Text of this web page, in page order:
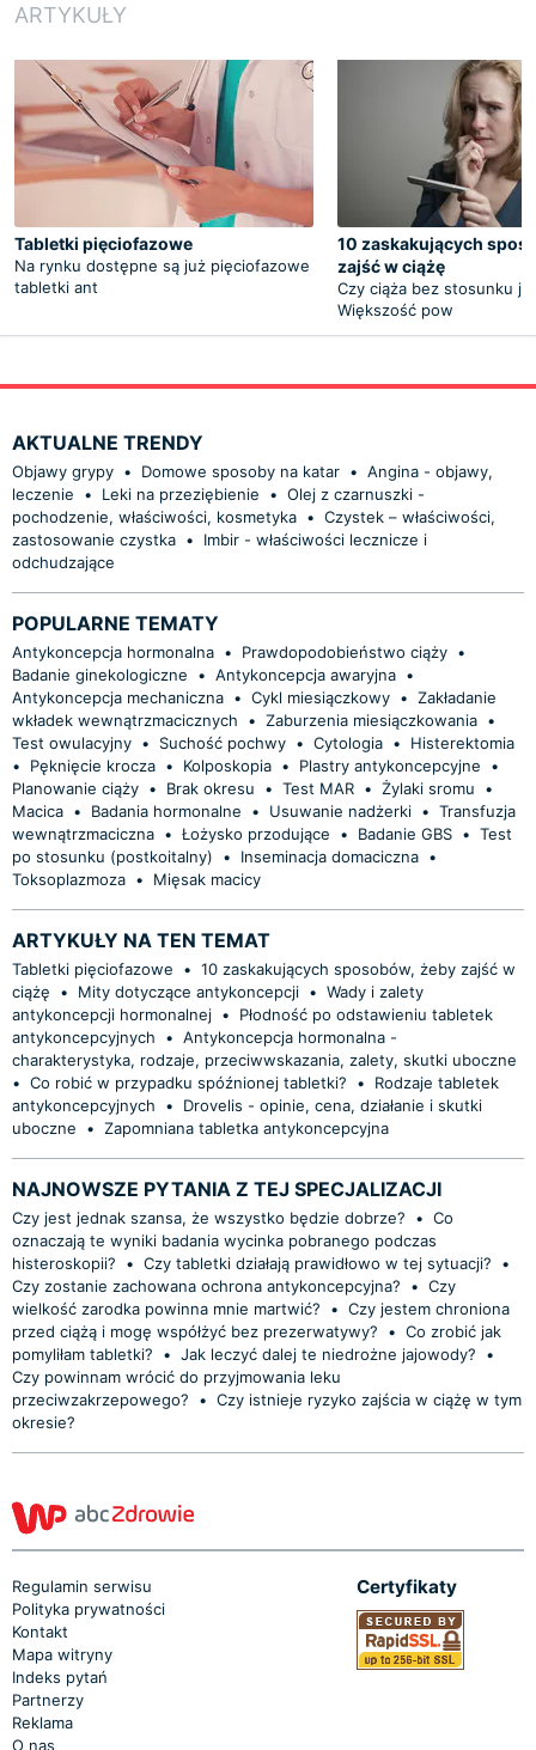
ARTYKUŁY
Tabletki pięciofazowe
Na rynku dostępne są już pięciofazowe
tabletki ant
10 zaskakujących
zajść w ciążę
Czy ciąża bez stosunku
Większość pow
AKTUALNE TRENDY
Objawy grypy • Domowe sposoby na katar • Angina - objawy,
leczenie
• Leki na przeziębienie • Olej z czarnuszki -
pochodzenie, właściwości, kosmetyka • Czystek – właściwości,
zastosowanie czystka •
Imbir - właściwości lecznicze i
odchudzające
POPULARNE TEMATY
Antykoncepcja hormonalna • Prawdopodobieństwo ciąży •
Badanie ginekologiczne
• Antykoncepcja awaryjna •
Antykoncepcja mechaniczna • Cykl miesiączkowy • Zakładanie
wkładek wewnątrzmacicznych
• Zaburzenia miesiączkowania •
Test owulacyjny • Suchość pochwy • Cytologia •
Histerektomia
•
Pęknięcie krocza • Kolposkopia • Plastry antykoncepcyjne
•
Planowanie ciąży • Brak okresu • Test MAR • Żylaki sromu
•
Macica • Badania hormonalne • Usuwanie nadżerki • Transfuzja
wewnątrzmaciczna • Łożysko przodujące • Badanie GBS • Test
po stosunku (postkoitalny)
• Inseminacja domaciczna •
Toksoplazmoza • Mięsak macicy
ARTYKUŁY NA TEN TEMAT
Tabletki pięciofazowe • 10 zaskakujących sposobów, żeby zajść w
ciążę
• Mity dotyczące antykoncepcji • Wady i zalety
antykoncepcji hormonalnej •
Płodność po odstawieniu tabletek
antykoncepcyjnych
• Antykoncepcja hormonalna -
charakterystyka, rodzaje, przeciwwskazania, zalety, skutki uboczne
• Co robić w przypadku spóźnionej tabletki? •
Rodzaje tabletek
antykoncepcyjnych
•
Drovelis - opinie, cena, działanie i skutki
uboczne
• Zapomniana tabletka antykoncepcyjna
NAJNOWSZE PYTANIA Z TEJ SPECJALIZACJI
Czy jest jednak szansa, że wszystko będzie dobrze? • Co
oznaczają te wyniki badania wycinka pobranego podczas
histeroskopii?
• Czy tabletki działają prawidłowo w tej sytuacji?
•
Czy zostanie zachowana ochrona antykoncepcyjna?
• Czy
wielkość zarodka powinna mnie martwić?
• Czy jestem chroniona
przed ciążą i mogę współżyć bez prezerwatywy?
• Co zrobić jak
pomyliłam tabletki?
• Jak leczyć dalej te niedrożne jajowody?
•
Czy powinnam wrócić do przyjmowania leku
przeciwzakrzepowego?
• Czy istnieje ryzyko zajścia w ciążę w tym
okresie?
Regulamin serwisu
Polityka prywatności
Kontakt
Mapa witryny
Indeks pytań
Partnerzy
Reklama
O nas
Certyfikaty